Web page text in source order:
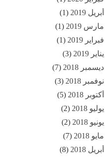
أبريل 2019
(1)
مارس 2019
(1)
فبراير 2019
(1)
يناير 2019
(3)
ديسمبر 2018
(7)
نوفمبر 2018
(3)
أكتوبر 2018
(5)
يوليو 2018
(2)
يونيو 2018
(2)
مايو 2018
(7)
أبريل 2018
(8)